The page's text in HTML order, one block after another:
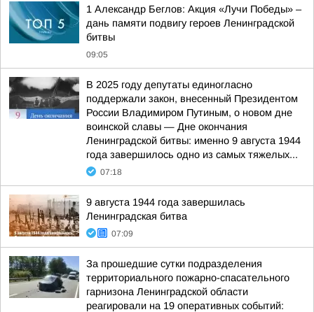
1 Александр Беглов: Акция «Лучи Победы» –
дань памяти подвигу героев Ленинградской
битвы
09:05
В 2025 году депутаты единогласно
поддержали закон, внесенный Президентом
России Владимиром Путиным, о новом дне
воинской славы — Дне окончания
Ленинградской битвы: именно 9 августа 1944
года завершилось одно из самых тяжелых...
07:18
9 августа 1944 года завершилась
Ленинградская битва
07:09
За прошедшие сутки подразделения
территориального пожарно-спасательного
гарнизона Ленинградской области
реагировали на 19 оперативных событий: